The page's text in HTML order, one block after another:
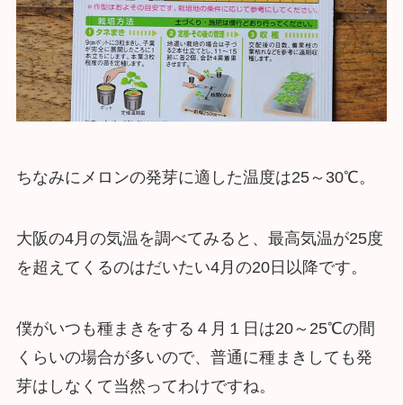
ちなみにメロンの発芽に適した温度は25～30℃。
大阪の4月の気温を調べてみると、最高気温が25度
を超えてくるのはだいたい4月の20日以降です。
僕がいつも種まきをする４月１日は20～25℃の間
くらいの場合が多いので、普通に種まきしても発
芽はしなくて当然ってわけですね。